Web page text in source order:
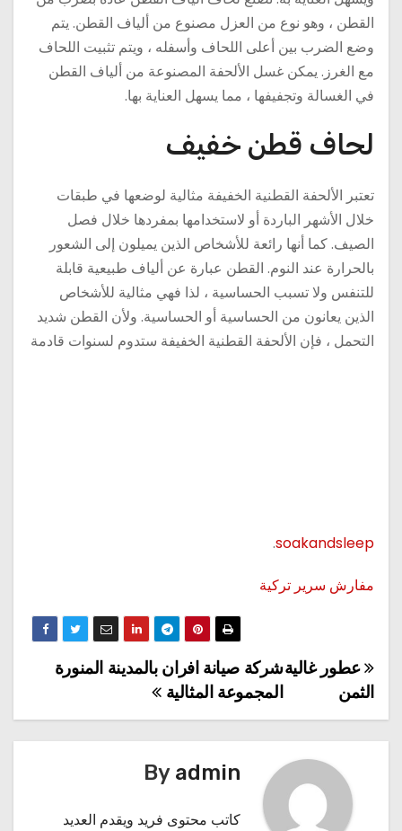
القطن ، وهو نوع من العزل مصنوع من ألياف القطن. يتم
وضع الضرب بين أعلى اللحاف وأسفله ، ويتم تثبيت اللحاف
مع الغرز. يمكن غسل الألحفة المصنوعة من ألياف القطن
في الغسالة وتجفيفها ، مما يسهل العناية بها.
لحاف قطن خفيف
تعتبر الألحفة القطنية الخفيفة مثالية لوضعها في طبقات
خلال الأشهر الباردة أو لاستخدامها بمفردها خلال فصل
الصيف. كما أنها رائعة للأشخاص الذين يميلون إلى الشعور
بالحرارة عند النوم. القطن عبارة عن ألياف طبيعية قابلة
للتنفس ولا تسبب الحساسية ، لذا فهي مثالية للأشخاص
الذين يعانون من الحساسية أو الحساسية. ولأن القطن شديد
التحمل ، فإن الألحفة القطنية الخفيفة ستدوم لسنوات قادمة
soakandsleep
.
مفارش سرير تركية
تصفّح
المقالات
شركة صيانة افران بالمدينة المنورة
المجموعة المثالية
عطور غالية
الثمن
By admin
كاتب محتوى فريد ويقدم العديد